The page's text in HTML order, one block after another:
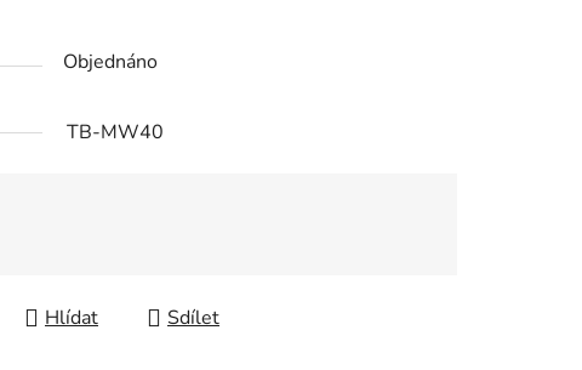
Objednáno
TB-MW40
Hlídat Sdílet